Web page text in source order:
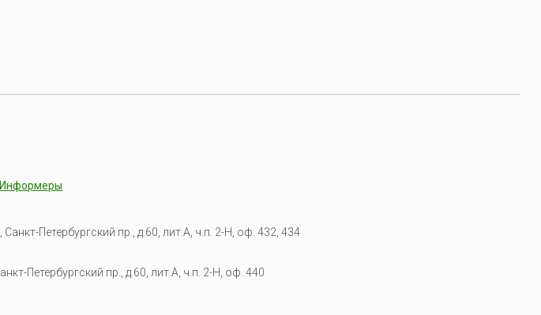
Информеры
Петербургский пр., д.60, лит.А, ч.п. 2-Н, оф. 432, 434
Петербургский пр., д.60, лит.А, ч.п. 2-Н, оф. 440